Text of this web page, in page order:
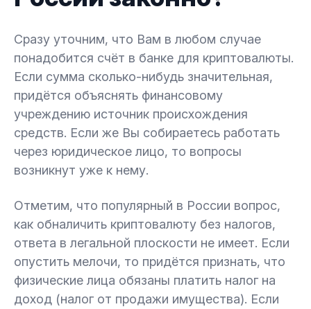
Сразу уточним, что Вам в любом случае
понадобится счёт в банке для криптовалюты.
Если сумма сколько-нибудь значительная,
придётся объяснять финансовому
учреждению источник происхождения
средств. Если же Вы собираетесь работать
через юридическое лицо, то вопросы
возникнут уже к нему.
Отметим, что популярный в России вопрос,
как обналичить криптовалюту без налогов,
ответа в легальной плоскости не имеет. Если
опустить мелочи, то придётся признать, что
физические лица обязаны платить налог на
доход (налог от продажи имущества). Если